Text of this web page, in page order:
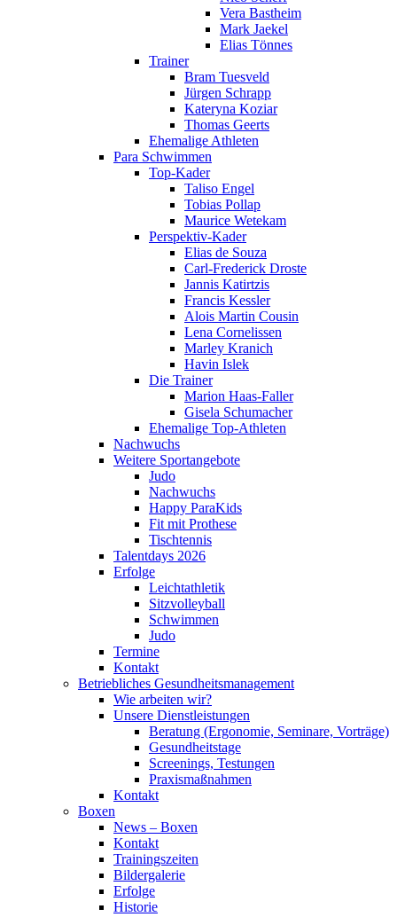
Vera Bastheim
Mark Jaekel
Elias Tönnes
Trainer
Bram Tuesveld
Jürgen Schrapp
Kateryna Koziar
Thomas Geerts
Ehemalige Athleten
Para Schwimmen
Top-Kader
Taliso Engel
Tobias Pollap
Maurice Wetekam
Perspektiv-Kader
Elias de Souza
Carl-Frederick Droste
Jannis Katirtzis
Francis Kessler
Alois Martin Cousin
Lena Cornelissen
Marley Kranich
Havin Islek
Die Trainer
Marion Haas-Faller
Gisela Schumacher
Ehemalige Top-Athleten
Nachwuchs
Weitere Sportangebote
Judo
Nachwuchs
Happy ParaKids
Fit mit Prothese
Tischtennis
Talentdays 2026
Erfolge
Leichtathletik
Sitzvolleyball
Schwimmen
Judo
Termine
Kontakt
Betriebliches Gesundheits­management
Wie arbeiten wir?
Unsere Dienstleistungen
Beratung (Ergonomie, Seminare, Vorträge)
Gesundheitstage
Screenings, Testungen
Praxismaßnahmen
Kontakt
Boxen
News – Boxen
Kontakt
Trainingszeiten
Bildergalerie
Erfolge
Historie